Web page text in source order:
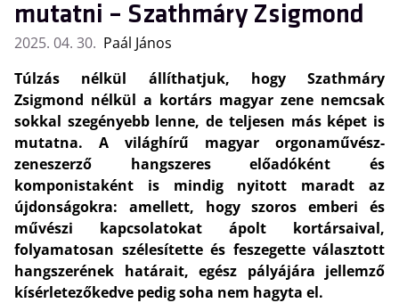
mutatni – Szathmáry Zsigmond
2025. 04. 30. Paál János
Túlzás nélkül állíthatjuk, hogy Szathmáry
Zsigmond nélkül a kortárs magyar zene nemcsak
sokkal szegényebb lenne, de teljesen más képet is
mutatna. A világhírű magyar orgonaművész-
zeneszerző hangszeres előadóként és
komponistaként is mindig nyitott maradt az
újdonságokra: amellett, hogy szoros emberi és
művészi kapcsolatokat ápolt kortársaival,
folyamatosan szélesítette és feszegette választott
hangszerének határait, egész pályájára jellemző
kísérletezőkedve pedig soha nem hagyta el.